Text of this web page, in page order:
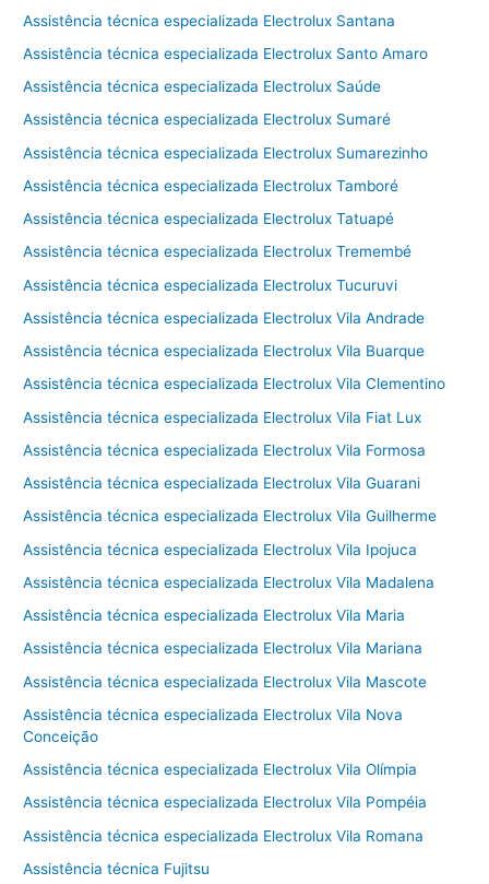
Assistência técnica especializada Electrolux Santana
Assistência técnica especializada Electrolux Santo Amaro
Assistência técnica especializada Electrolux Saúde
Assistência técnica especializada Electrolux Sumaré
Assistência técnica especializada Electrolux Sumarezinho
Assistência técnica especializada Electrolux Tamboré
Assistência técnica especializada Electrolux Tatuapé
Assistência técnica especializada Electrolux Tremembé
Assistência técnica especializada Electrolux Tucuruvi
Assistência técnica especializada Electrolux Vila Andrade
Assistência técnica especializada Electrolux Vila Buarque
Assistência técnica especializada Electrolux Vila Clementino
Assistência técnica especializada Electrolux Vila Fiat Lux
Assistência técnica especializada Electrolux Vila Formosa
Assistência técnica especializada Electrolux Vila Guarani
Assistência técnica especializada Electrolux Vila Guilherme
Assistência técnica especializada Electrolux Vila Ipojuca
Assistência técnica especializada Electrolux Vila Madalena
Assistência técnica especializada Electrolux Vila Maria
Assistência técnica especializada Electrolux Vila Mariana
Assistência técnica especializada Electrolux Vila Mascote
Assistência técnica especializada Electrolux Vila Nova
Conceição
Assistência técnica especializada Electrolux Vila Olímpia
Assistência técnica especializada Electrolux Vila Pompéia
Assistência técnica especializada Electrolux Vila Romana
Assistência técnica Fujitsu